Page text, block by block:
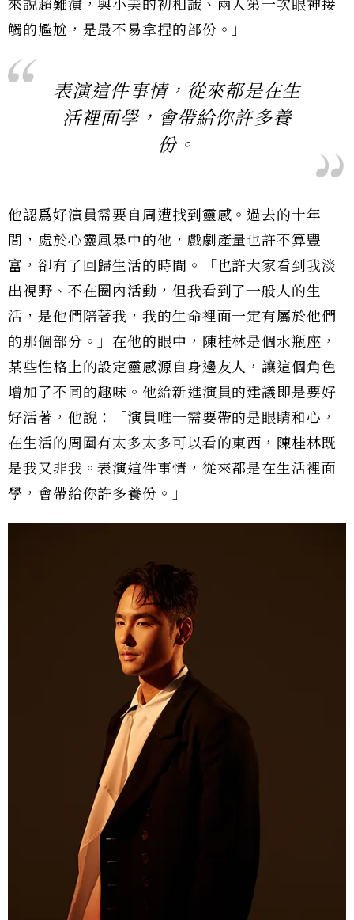
來說超難演，與小美的初相識、兩人第一次眼神接
觸的尷尬，是最不易拿捏的部份。」
表演這件事情，從來都是在生
活裡面學，會帶給你許多養
份。
他認爲好演員需要自周遭找到靈感。過去的十年
間，處於心靈風暴中的他，戲劇產量也許不算豐
富，卻有了回歸生活的時間。「也許大家看到我淡
出視野、不在圈內活動，但我看到了一般人的生
活，是他們陪著我，我的生命裡面一定有屬於他們
的那個部分。」在他的眼中，陳桂林是個水瓶座，
某些性格上的設定靈感源自身邊友人，讓這個角色
增加了不同的趣味。他給新進演員的建議即是要好
好活著，他說：「演員唯一需要帶的是眼睛和心，
在生活的周圍有太多太多可以看的東西，陳桂林既
是我又非我。表演這件事情，從來都是在生活裡面
學，會帶給你許多養份。」